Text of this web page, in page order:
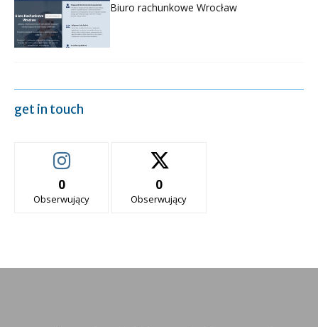
Biuro rachunkowe Wrocław
get in touch
0
Obserwujący
0
Obserwujący